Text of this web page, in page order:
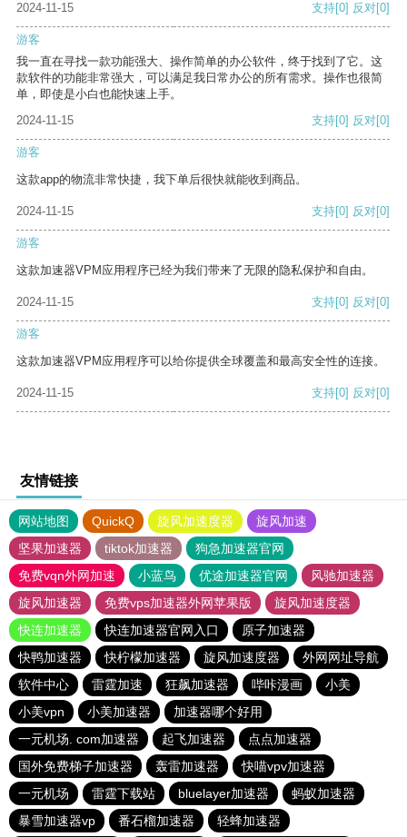
2024-11-15 支持[0] 反对[0]
游客
我一直在寻找一款功能强大、操作简单的办公软件，终于找到了它。这
款软件的功能非常强大，可以满足我日常办公的所有需求。操作也很简
单，即使是小白也能快速上手。
2024-11-15
支持[0] 反对[0]
游客
这款app的物流非常快捷，我下单后很快就能收到商品。
2024-11-15 支持[0] 反对[0]
游客
这款加速器VPM应用程序已经为我们带来了无限的隐私保护和自由。
2024-11-15 支持[0] 反对[0]
游客
这款加速器VPM应用程序可以给你提供全球覆盖和最高安全性的连接。
2024-11-15 支持[0] 反对[0]
友情链接
网站地图 QuickQ 旋风加速度器
旋风加速
坚果加速器
tiktok加速器
狗急加速器官网
免费vqn外网加速
小蓝鸟 优途加速器官网
风驰加速器
旋风加速器
免费vps加速器外网苹果版
旋风加速度器
快连加速器
快连加速器官网入口
原子加速器
快鸭加速器
快柠檬加速器 旋风加速度器
外网网址导航
软件中心
雷霆加速 狂飙加速器 哔咔漫画
小美
小美vpn
小美加速器
加速器哪个好用
一元机场. com加速器
起飞加速器
点点加速器
国外免费梯子加速器
轰雷加速器
快喵vpv加速器
一元机场
雷霆下载站 bluelayer加速器
蚂蚁加速器
暴雪加速器vp
番石榴加速器 轻蜂加速器